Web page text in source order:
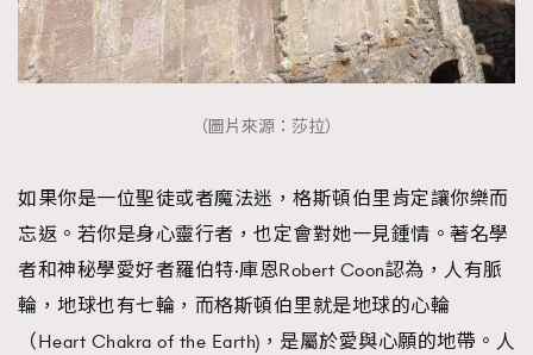
AFrenchMind
DressLikeAParisienne
EmpowerF
FashionWeek FigaroAesthetic
（圖片來源：莎拉）
如果你是一位聖徒或者魔法迷，格斯頓伯里肯定讓你樂而
忘返。若你是身心靈行者，也定會對她一見鍾情。著名學
者和神秘學愛好者羅伯特·庫恩Robert Coon認為，人有脈
輪，地球也有七輪，而格斯頓伯里就是地球的心輪
（Heart Chakra of the Earth)，是屬於愛與心願的地帶。人